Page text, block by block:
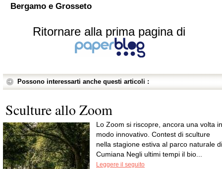
Bergamo e Grosseto
Ritornare alla prima pagina di
Possono interessarti anche questi articoli :
Sculture allo Zoom
Lo Zoom si riscopre, ancora una volta in
modo innovativo. Contest di sculture
nella stagione estiva al parco naturale di
Cumiana Negli ultimi tempi il bio...
Leggere il seguito